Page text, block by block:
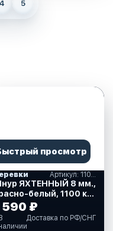
4 5
просмотр
Артикул: 11065
ЯХТЕННЫЙ 8 мм.,
белый, 1100 кг.,
м., евромоток
590 ₽
В
Доставка по РФ/СНГ